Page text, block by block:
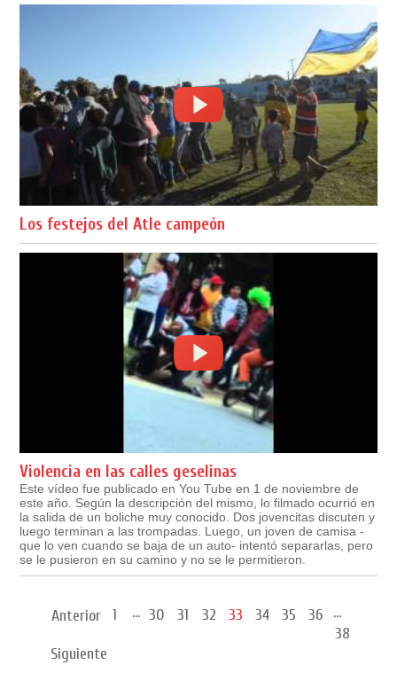
Los festejos del Atle campeón
Violencia en las calles geselinas
Este vídeo fue publicado en You Tube en 1 de noviembre de
este año. Según la descripción del mismo, lo filmado ocurrió en
la salida de un boliche muy conocido. Dos jovencitas discuten y
luego terminan a las trompadas. Luego, un joven de camisa -
que lo ven cuando se baja de un auto- intentó separarlas, pero
se le pusieron en su camino y no se le permitieron.
Anterior 1 ... 30 31 32 33 34 35 36
...
38
Siguiente